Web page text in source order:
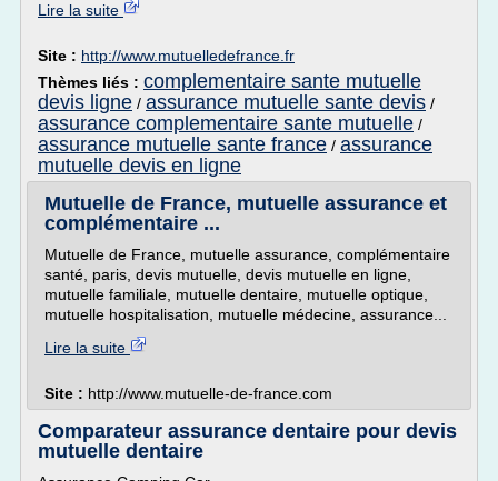
Lire la suite
Site : http://www.mutuelledefrance.fr
Thèmes liés : complementaire sante mutuelle
devis ligne / assurance mutuelle sante devis /
assurance complementaire sante mutuelle /
assurance mutuelle sante france / assurance
mutuelle devis en ligne
Mutuelle de France, mutuelle assurance et
complémentaire ...
Mutuelle de France, mutuelle assurance, complémentaire
santé, paris, devis mutuelle, devis mutuelle en ligne,
mutuelle familiale, mutuelle dentaire, mutuelle optique,
mutuelle hospitalisation, mutuelle médecine, assurance...
Lire la suite
Site : http://www.mutuelle-de-france.com
Comparateur assurance dentaire pour devis
mutuelle dentaire